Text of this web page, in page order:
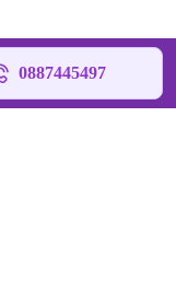
0887445497